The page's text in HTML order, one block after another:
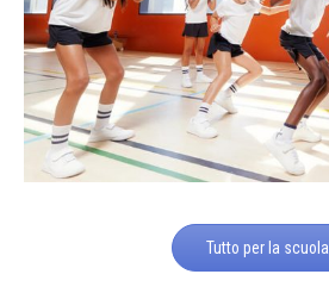
Tutto per la scuola